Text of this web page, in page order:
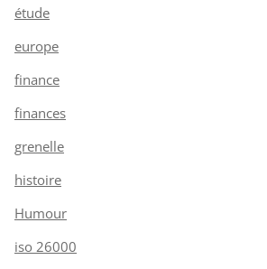
étude
europe
finance
finances
grenelle
histoire
Humour
iso 26000